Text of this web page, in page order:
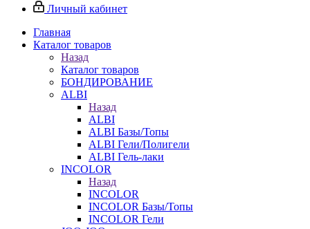
Личный кабинет
Главная
Каталог товаров
Назад
Каталог товаров
БОНДИРОВАНИЕ
ALBI
Назад
ALBI
ALBI Базы/Топы
ALBI Гели/Полигели
ALBI Гель-лаки
INCOLOR
Назад
INCOLOR
INCOLOR Базы/Топы
INCOLOR Гели